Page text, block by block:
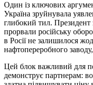
Один із ключових
Україна зруйнувала
глибокий тил. Президент
прорвали російську
в Росії не залишилося
нафтопереробного
Цей блок важливий для
демонструє партнерам: